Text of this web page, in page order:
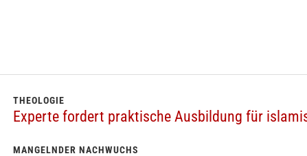
THEOLOGIE
Experte fordert praktische Ausbildung für
MANGELNDER NACHWUCHS